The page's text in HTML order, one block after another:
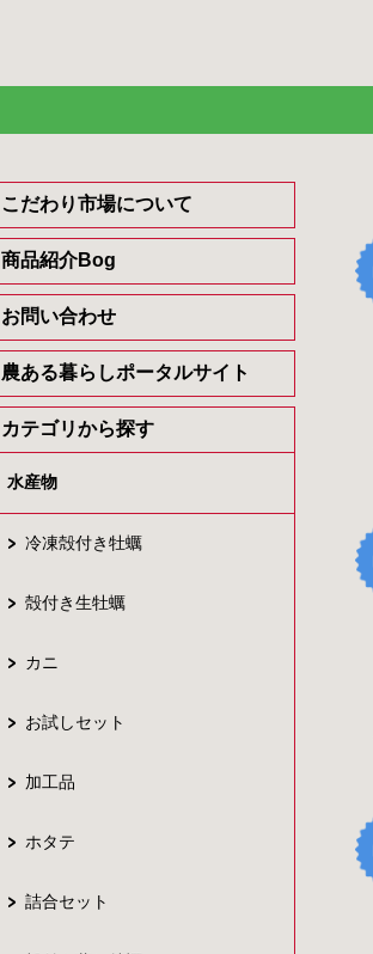
こだわり市場について
商品紹介Bog
お問い合わせ
農ある暮らしポータルサイト
カテゴリから探す
水産物
冷凍殻付き牡蠣
殻付き生牡蠣
カニ
お試しセット
加工品
ホタテ
詰合セット